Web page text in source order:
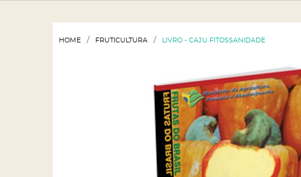
HOME FRUTICULTURA LIVRO - CAJU FITOSSANIDADE